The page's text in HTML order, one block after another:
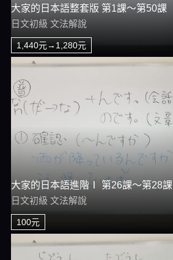
大家的日本語整套版 第1課～第50課
日文初級 文法解說
1,440元→1,280元
大家的日本語進階Ⅰ 第26課～第28課
日文初級 文法解說
100元